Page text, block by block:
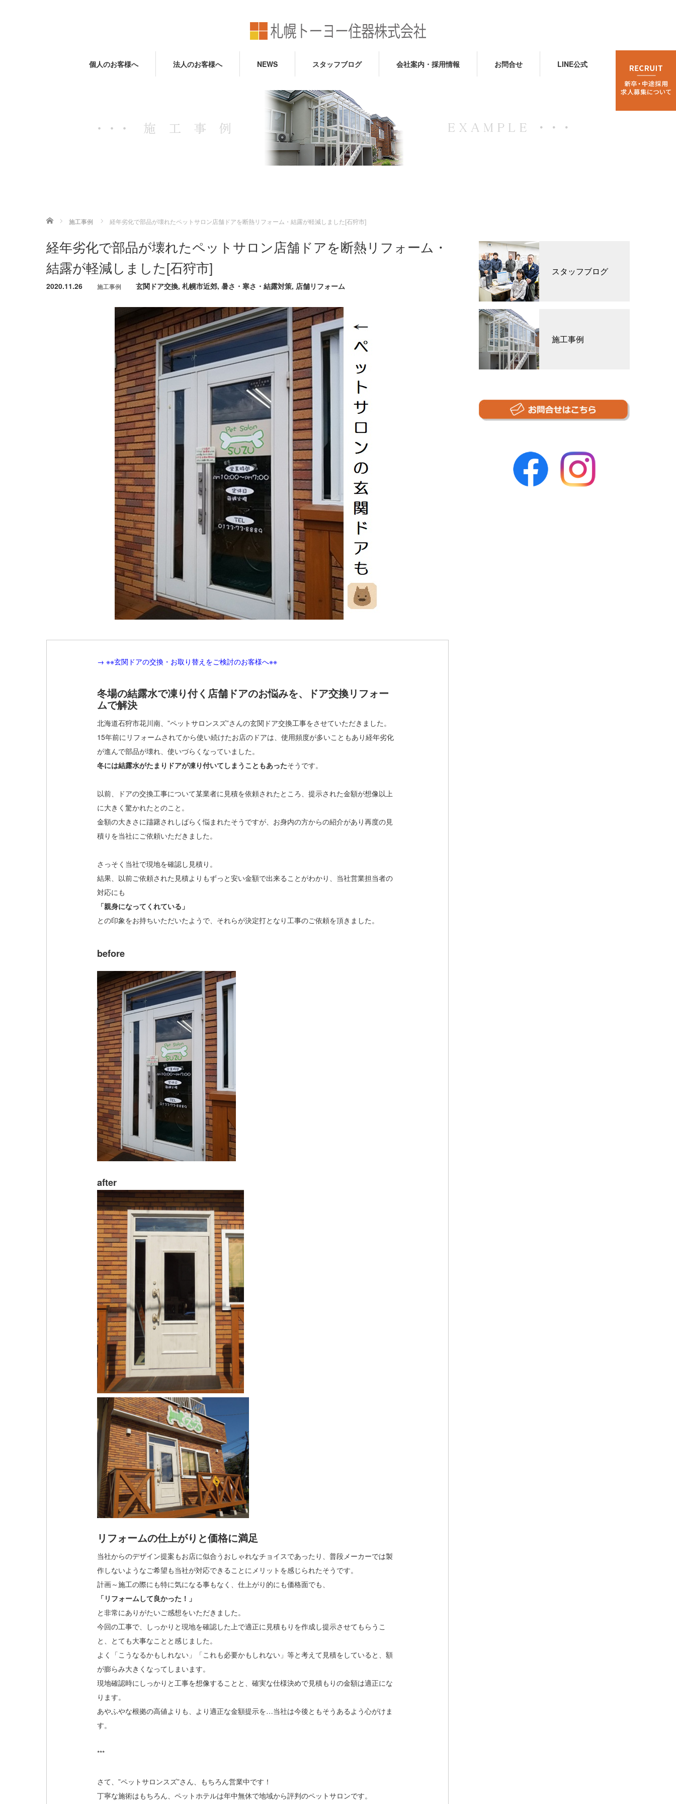
個人のお客様へ 法人のお客様へ NEWS スタッフブログ 会社案内・採用情報 お問合せ LINE公式
ホーム 施工事例 経年劣化で部品が壊れたペットサロン店舗ドアを断熱リフォーム・結露が軽減しました[石狩市]
経年劣化で部品が壊れたペットサロン店舗ドアを断熱リフォーム・
結露が軽減しました[石狩市]
2020.11.26 施工事例 玄関ドア交換, 札幌市近郊, 暑さ・寒さ・結露対策, 店舗リフォーム
→ ※※玄関ドアの交換・お取り替えをご検討のお客様へ※※
冬場の結露水で凍り付く店舗ドアのお悩みを、ドア交換リフォー
ムで解決
北海道石狩市花川南、”ペットサロンスズ”さんの玄関ドア交換工事をさせていただきました。
15年前にリフォームされてから使い続けたお店のドアは、使用頻度が多いこともあり経年劣化
が進んで部品が壊れ、使いづらくなっていました。
冬には結露水がたまりドアが凍り付いてしまうこともあったそうです。
以前、ドアの交換工事について某業者に見積を依頼されたところ、提示された金額が想像以上
に大きく驚かれたとのこと。
金額の大きさに躊躇されしばらく悩まれたそうですが、お身内の方からの紹介があり再度の見
積りを当社にご依頼いただきました。
さっそく当社で現地を確認し見積り。
結果、以前ご依頼された見積よりもずっと安い金額で出来ることがわかり、当社営業担当者の
対応にも
「親身になってくれている」
との印象をお持ちいただいたようで、それらが決定打となり工事のご依頼を頂きました。
before
after
リフォームの仕上がりと価格に満足
当社からのデザイン提案もお店に似合うおしゃれなチョイスであったり、普段メーカーでは製
作しないようなご希望も当社が対応できることにメリットを感じられたそうです。
計画～施工の際にも特に気になる事もなく、仕上がり的にも価格面でも、
「リフォームして良かった！」
と非常にありがたいご感想をいただきました。
今回の工事で、しっかりと現地を確認した上で適正に見積もりを作成し提示させてもらうこ
と、とても大事なことと感じました。
よく「こうなるかもしれない」「これも必要かもしれない」等と考えて見積をしていると、額
が膨らみ大きくなってしまいます。
現地確認時にしっかりと工事を想像することと、確実な仕様決めで見積もりの金額は適正にな
ります。
あやふやな根拠の高値よりも、より適正な金額提示を…当社は今後ともそうあるよう心がけま
す。
***
さて、”ペットサロンスズ”さん、もちろん営業中です！
丁寧な施術はもちろん、ペットホテルは年中無休で地域から評判のペットサロンです。
スタッフブログ
施工事例
Facebook